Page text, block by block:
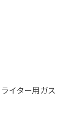
イター用ガス